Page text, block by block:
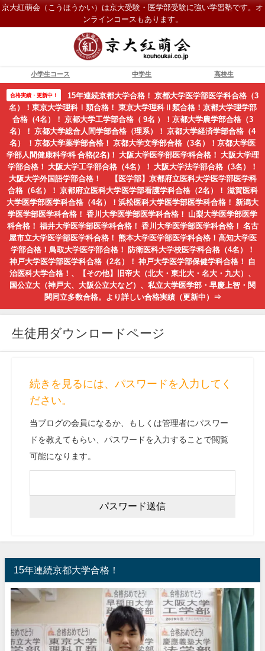
京大紅萌会（こうほうかい）は京大受験・医学部受験に強い学習塾です。オ
ンラインコースもあります。
小学生コース 中学生 高校生
合格実績・更新中！
15年連続京都大学合格！ 京都大学医学部医学科合格（3
名）！東京大学理科Ⅰ類合格！ 東京大学理科Ⅱ類合格！京都大学理学部
合格（4名）！ 京都大学工学部合格（ 9名 ）！京都大学農学部合格（3
名）！ 京都大学総合人間学部合格（理系）！ 京都大学経済学部合格（4
名） ！京都大学薬学部合格！ 京都大学文学部合格（3名）！京都大学医
学部人間健康科学科 合格(2名)！ 大阪大学医学部医学科合格！ 大阪大学理
学部合格！ 大阪大学工学部合格（4名）！ 大阪大学法学部合格（3名）！
大阪大学外国語学部合格！ 【医学部】京都府立医科大学医学部医学科
合格（6名）！ 京都府立医科大学医学部看護学科合格（2名）！ 滋賀医科
大学医学部医学科合格（4名）！浜松医科大学医学部医学科合格！ 新潟大
学医学部医学科合格！ 香川大学医学部医学科合格！ 山梨大学医学部医学
科合格！ 福井大学医学部医学科合格！ 香川大学医学部医学科合格！ 名古
屋市立大学医学部医学科合格！ 熊本大学医学部医学科合格！高知大学医
学部合格！鳥取大学医学部合格！ 防衛医科大学校医学科合格（4名）！
神戸大学医学部医学科合格（2名）！ 神戸大学医学部保健学科合格！ 自
治医科大学合格！、【その他】旧帝大（北大・東北大・名大・九大）、
国公立大（神戸大、大阪公立大など）、私立大学医学部・早慶上智・関
関同立多数合格。より詳しい合格実績（更新中）⇒
生徒用ダウンロードページ
続きを見るには、パスワードを入力してく
ださい。
当ブログの会員になるか、もしくは管理者にパスワー
ドを教えてもらい、パスワードを入力することで閲覧
可能になります。
15年連続京都大学合格！